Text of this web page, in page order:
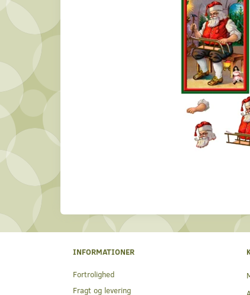
INFORMATIONER
Fortrolighed
Fragt og levering